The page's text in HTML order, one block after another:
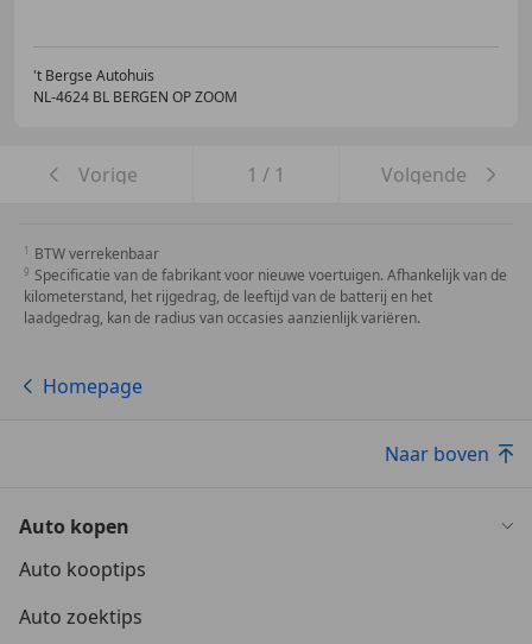
't Bergse Autohuis
NL-4624 BL BERGEN OP ZOOM
Vorige 1 / 1 Volgende
BTW verrekenbaar
Specificatie van de fabrikant voor nieuwe voertuigen. Afhankelijk van de
kilometerstand, het rijgedrag, de leeftijd van de batterij en het
laadgedrag, kan de radius van occasies aanzienlijk variëren.
Homepage
Naar boven
Auto kopen
Auto kooptips
Auto zoektips